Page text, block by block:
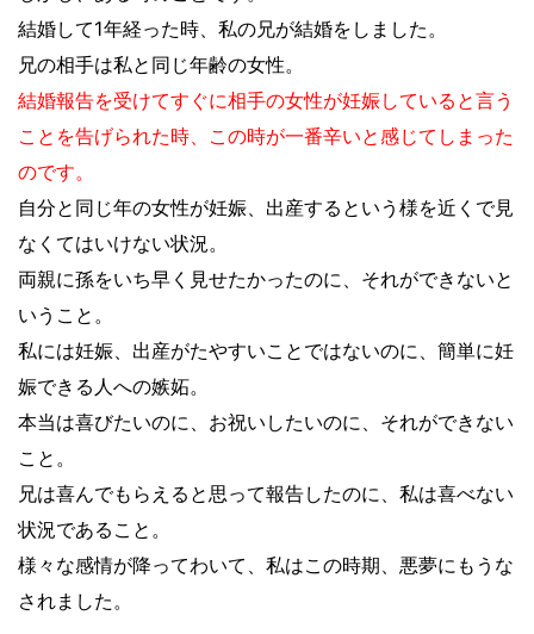
結婚して1年経った時、私の兄が結婚をしました。
兄の相手は私と同じ年齢の女性。
結婚報告を受けてすぐに相手の女性が妊娠していると言う
ことを告げられた時、この時が一番辛いと感じてしまった
のです。
自分と同じ年の女性が妊娠、出産するという様を近くで見
なくてはいけない状況。
両親に孫をいち早く見せたかったのに、それができないと
いうこと。
私には妊娠、出産がたやすいことではないのに、簡単に妊
娠できる人への嫉妬。
本当は喜びたいのに、お祝いしたいのに、それができない
こと。
兄は喜んでもらえると思って報告したのに、私は喜べない
状況であること。
様々な感情が降ってわいて、私はこの時期、悪夢にもうな
されました。